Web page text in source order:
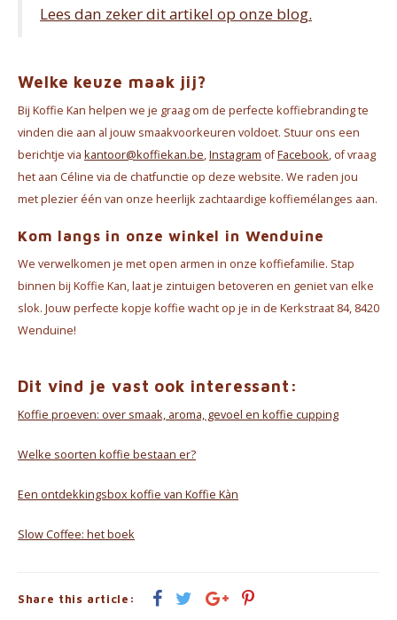
Lees dan zeker dit artikel op onze blog.
Welke keuze maak jij?
Bij Koffie Kan helpen we je graag om de perfecte koffiebranding te
vinden die aan al jouw smaakvoorkeuren voldoet. Stuur ons een
berichtje via kantoor@koffiekan.be,Instagram ofFacebook, of vraag
het aan Céline via de chatfunctie op deze website. We raden jou
met plezier één van onze heerlijk zachtaardige koffiemélanges aan.
Kom langs in onze winkel in Wenduine
We verwelkomen je met open armen in onze koffiefamilie. Stap
binnen bij Koffie Kan, laat je zintuigen betoveren en geniet van elke
slok. Jouw perfecte kopje koffie wacht op je in de Kerkstraat 84, 8420
Wenduine!
Dit vind je vast ook interessant:
Koffie proeven: over smaak, aroma, gevoel en koffie cupping
Welke soorten koffie bestaan er?
Een ontdekkingsbox koffie van Koffie Kàn
Slow Coffee: het boek
Share this article: